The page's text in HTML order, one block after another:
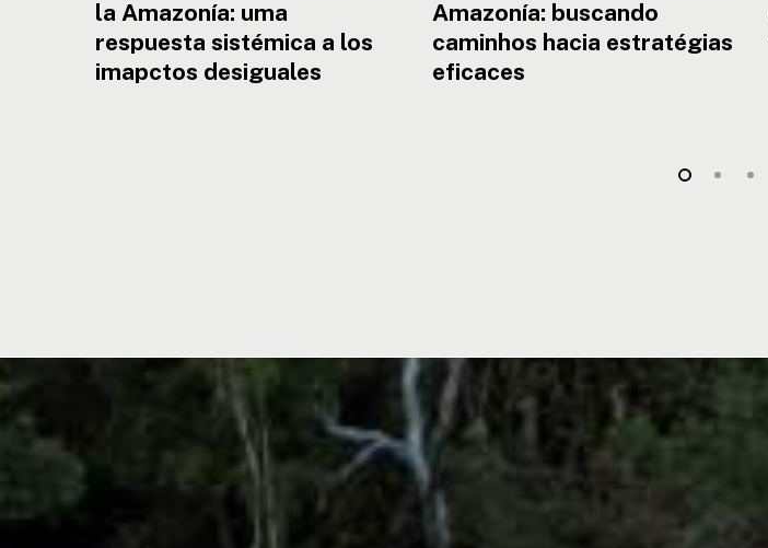
la Amazonía: uma
respuesta sistémica a los
imapctos desiguales
Amazonía: buscando
caminhos hacia estratégias
eficaces